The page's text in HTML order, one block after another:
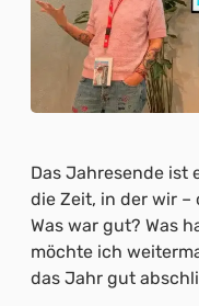
Das Jahresende ist
die Zeit, in der wir –
Was war gut? Was
möchte ich
das Jahr gut